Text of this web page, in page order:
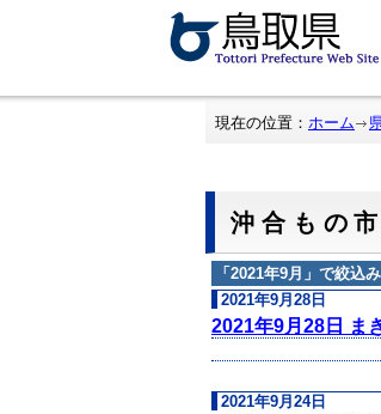
現在の位置： ホーム
沖合もの
「 2021年9月 」で絞込み
2021年9月28日
2021年9月28日 ま
2021年9月24日